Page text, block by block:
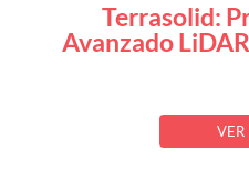
Terrasolid:
Avanzado
VER